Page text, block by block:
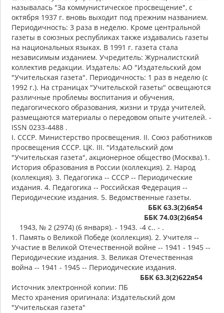
называлась "За коммунистическое просвещение", с
октября 1937 г. вновь выходит под прежним названием.
Периодичность: 3 раза в неделю. Кроме центральной
газеты в союзных республиках также издавались газеты
на национальных языках. В 1991 г. газета стала
независимым изданием. Учредитель: Журналистский
коллектив редакции. Издатель: АО "Издательский дом
"Учительская газета". Периодичность: 1 раз в неделю (с
1992 г.). На страницах "Учительской газеты" освещаются
различные проблемы воспитания и обучения,
педагогического образования, жизни и труда учителей,
размещаются материалы о передовом опыте учителей. -
ISSN 0233-4488 .
I. СССР. Министерство просвещения. II. Союз работников
просвещения СССР. ЦК. III. "Издательский дом
"Учительская газета", акционерное общество (Москва).1.
История образования в России (коллекция). 2. Народ
(коллекция). 3. Педагогика -- СССР -- Периодические
издания. 4. Педагогика -- Российская Федерация --
Периодические издания. 5. Ведомственные газеты.
ББК 63.3(2)6я54
ББК 74.03(2)6я54
1943, № 2 (2974) (6 января). - 1943. -4 с.. - .
1. Память о Великой Победе (коллекция). 2. Учителя --
Участие в Великой Отечественной войне -- 1941 - 1945 --
Периодические издания. 3. Великая Отечественная
война -- 1941 - 1945 -- Периодические издания.
ББК 63.3(2)622я54
Источник электронной копии: ПБ
Место хранения оригинала: Издательский дом
"Учительская газета"